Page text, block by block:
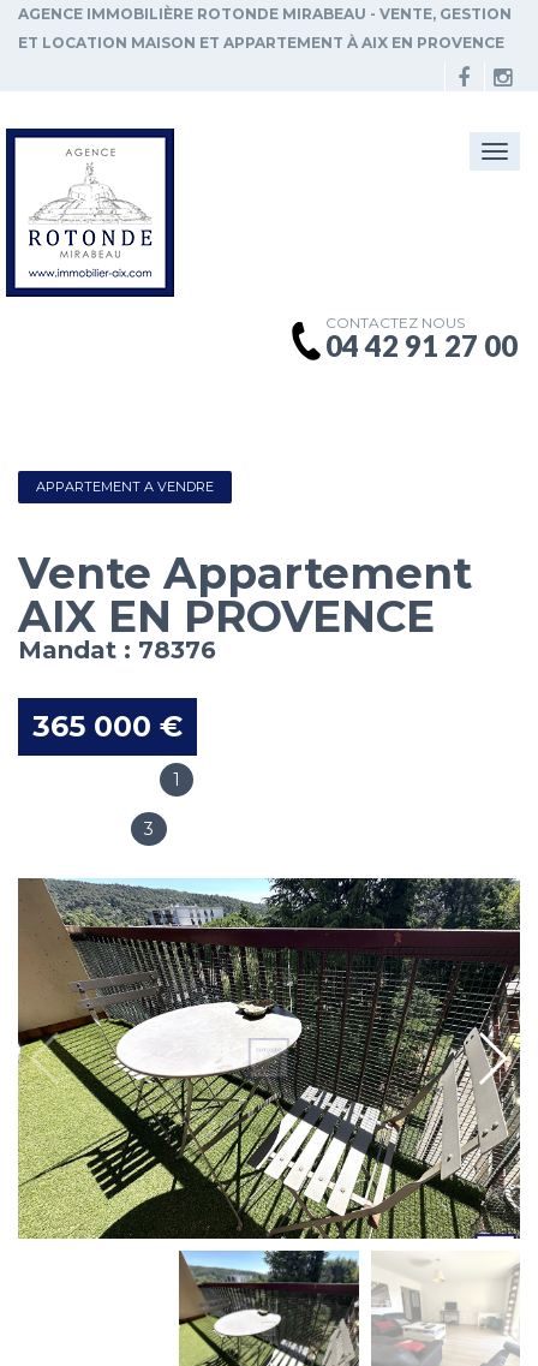
AGENCE IMMOBILIÈRE ROTONDE MIRABEAU - VENTE, GESTION
ET LOCATION MAISON ET APPARTEMENT À AIX EN PROVENCE
CONTACTEZ NOUS
04 42 91 27 00
APPARTEMENT A VENDRE
Vente Appartement
AIX EN PROVENCE
Mandat : 78376
365 000 €
1
3